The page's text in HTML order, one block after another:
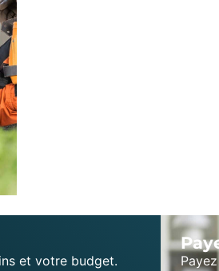
et votre budget.